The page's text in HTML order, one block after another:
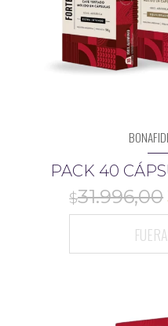
PACK 40